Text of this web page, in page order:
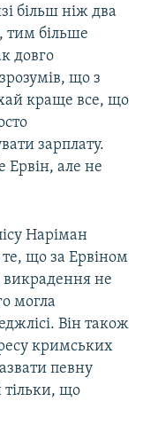
більш ніж два
тим більше
довго
що з
краще все, що
зарплату.
Ервін, але не
Наріман
що за Ервіном
викрадення не
могла
Він також
кримських
певну
що